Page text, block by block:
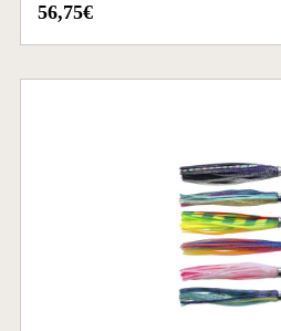
56,75€